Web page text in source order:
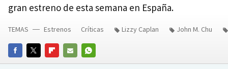
gran estreno de esta semana en España.
FACEBOOKTWITTERFLIPBOARD
E-
WHATSAPP
TEMAS Estrenos Críticas Lizzy Caplan John M. Chu